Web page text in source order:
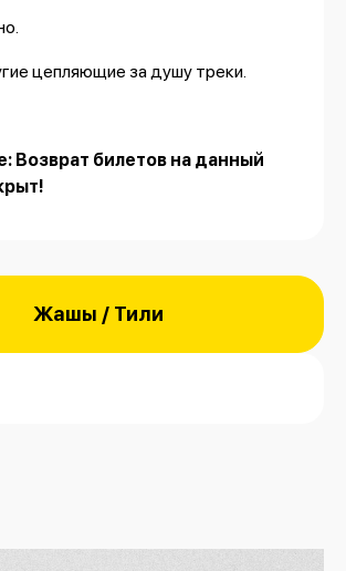
цепляющие за душу треки.
Возврат билетов на данный
Жашы / Тили